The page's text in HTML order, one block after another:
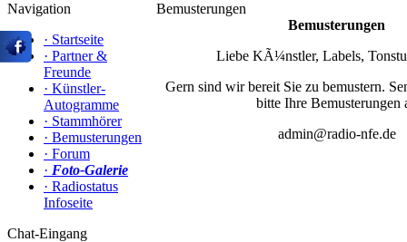
Navigation
· Startseite
· Partner &
Freunde
· Künstler-
Autogramme
· Stammhörer
· Bemusterungen
· Forum
· Foto-Galerie
· Radiostatus
Infoseite
Chat-Eingang
Bemusterungen
Bemusterungen
Liebe KÃ¼nstler, Labels,
Gern sind wir bereit Sie zu bemustern.
bitte Ihre Bemusterungen
admin@radio-nfe.de